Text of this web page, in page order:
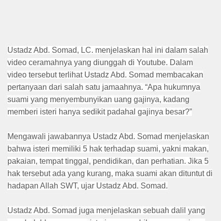
Ustadz Abd. Somad, LC. menjelaskan hal ini dalam salah
video ceramahnya yang diunggah di Youtube. Dalam
video tersebut terlihat Ustadz Abd. Somad membacakan
pertanyaan dari salah satu jamaahnya. “Apa hukumnya
suami yang menyembunyikan uang gajinya, kadang
memberi isteri hanya sedikit padahal gajinya besar?”
Mengawali jawabannya Ustadz Abd. Somad menjelaskan
bahwa isteri memiliki 5 hak terhadap suami, yakni makan,
pakaian, tempat tinggal, pendidikan, dan perhatian. Jika 5
hak tersebut ada yang kurang, maka suami akan dituntut di
hadapan Allah SWT, ujar Ustadz Abd. Somad.
Ustadz Abd. Somad juga menjelaskan sebuah dalil yang